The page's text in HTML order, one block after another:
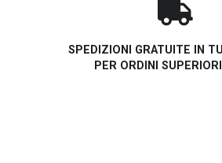
SPEDIZIONI GRATUITE IN
PER ORDINI